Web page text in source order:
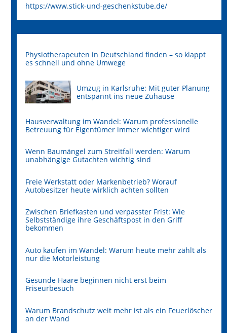
https://www.stick-und-geschenkstube.de/
Physiotherapeuten in Deutschland finden – so klappt
es schnell und ohne Umwege
Umzug in Karlsruhe: Mit guter Planung
entspannt ins neue Zuhause
Hausverwaltung im Wandel: Warum professionelle
Betreuung für Eigentümer immer wichtiger wird
Wenn Baumängel zum Streitfall werden: Warum
unabhängige Gutachten wichtig sind
Freie Werkstatt oder Markenbetrieb? Worauf
Autobesitzer heute wirklich achten sollten
Zwischen Briefkasten und verpasster Frist: Wie
Selbstständige ihre Geschäftspost in den Griff
bekommen
Auto kaufen im Wandel: Warum heute mehr zählt als
nur die Motorleistung
Gesunde Haare beginnen nicht erst beim
Friseurbesuch
Warum Brandschutz weit mehr ist als ein Feuerlöscher
an der Wand